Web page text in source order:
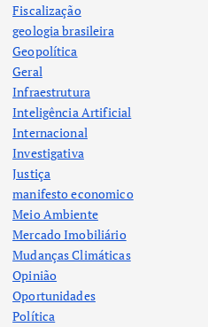
Fiscalização
geologia brasileira
Geopolítica
Geral
Infraestrutura
Inteligência Artificial
Internacional
Investigativa
Justiça
manifesto economico
Meio Ambiente
Mercado Imobiliário
Mudanças Climáticas
Opinião
Oportunidades
Política